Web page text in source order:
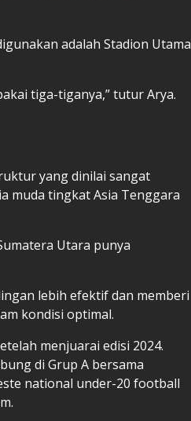
adalah Stadion Utama
tiga-tiganya,” tutur Arya.
yang dinilai sangat
muda tingkat Asia Tenggara
Utara punya
lebih efektif dan memberi
kondisi optimal.
menjuarai edisi 2024.
di Grup A bersama
national under-20 football